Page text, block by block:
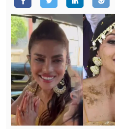
जीवन मंत्रा
फूड
सेहत
ब्‍यूटी
जॉब्स
शिक्षा